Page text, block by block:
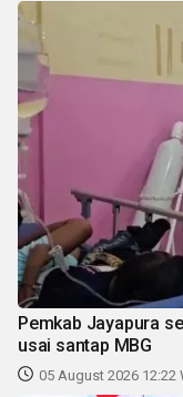
Pemkab Jayapura
usai santap MBG
05 August 2026 12:22